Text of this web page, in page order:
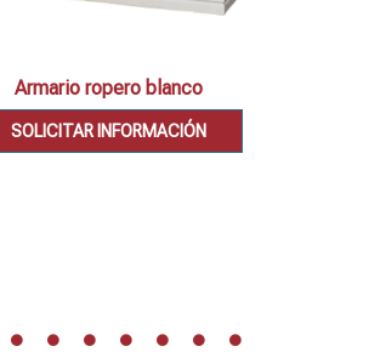
Armario ropero blanco
SOLICITAR INFORMACIÓN